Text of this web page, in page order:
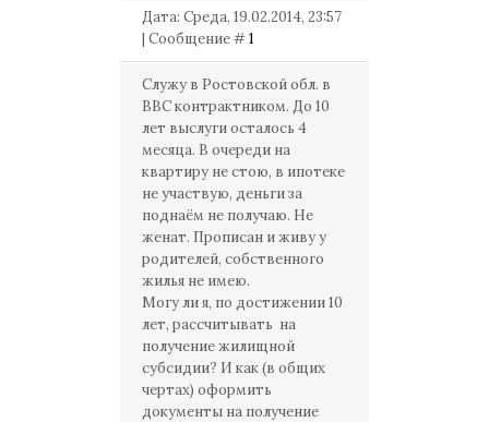
Дата: Среда, 19.02.2014, 23:57
| Сообщение #1
Служу в Ростовской обл. в
ВВС контрактником. До 10
лет выслуги осталось 4
месяца. В очереди на
квартиру не стою, в ипотеке
не участвую, деньги за
поднаём не получаю. Не
женат. Прописан и живу у
родителей, собственного
жилья не имею.
Могу ли я, по достижении 10
лет, рассчитывать на
получение жилищной
субсидии? И как (в общих
чертах) оформить
документы на получение